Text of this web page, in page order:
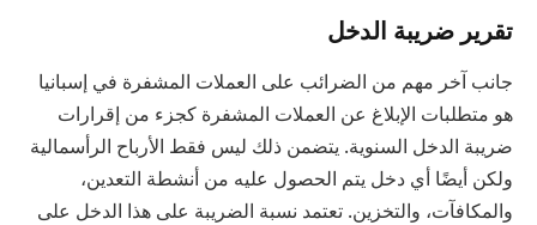
تقرير ضريبة الدخل
جانب آخر مهم من الضرائب على العملات المشفرة في إسبانيا
هو متطلبات الإبلاغ عن العملات المشفرة كجزء من إقرارات
ضريبة الدخل السنوية. يتضمن ذلك ليس فقط الأرباح الرأسمالية
ولكن أيضًا أي دخل يتم الحصول عليه من أنشطة التعدين،
والمكافآت، والتخزين. تعتمد نسبة الضريبة على هذا الدخل على